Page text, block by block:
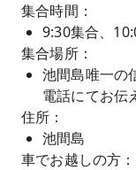
集合時間：
9:30集合、
集合場所：
池間島唯一の
電話にてお伝
住所：
池間島
車でお越しの方：